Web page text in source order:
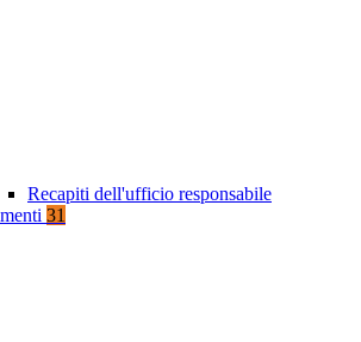
Recapiti dell'ufficio responsabile
31